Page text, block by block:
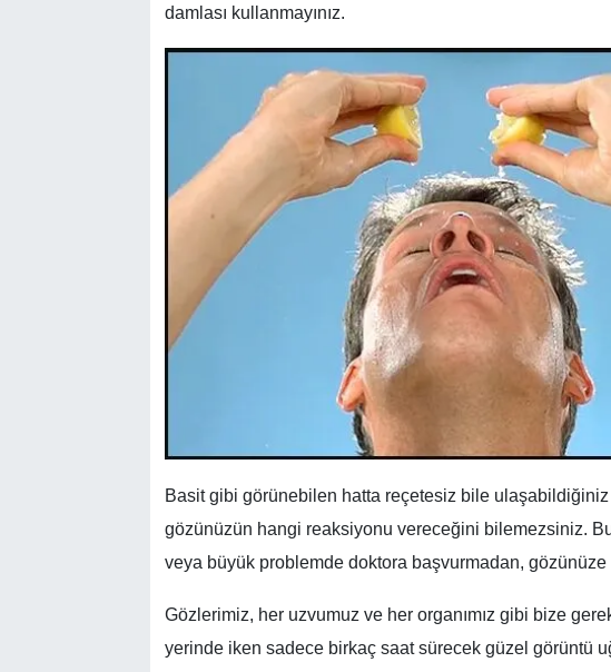
damlası kullanmayınız.
Basit gibi görünebilen hatta reçetesiz bile ulaşabildiğiniz
gözünüzün hangi reaksiyonu vereceğini bilemezsiniz.
veya büyük problemde doktora başvurmadan,
Gözlerimiz, her uzvumuz ve her organımız gibi bize
yerinde iken sadece birkaç saat sürecek güzel görüntü